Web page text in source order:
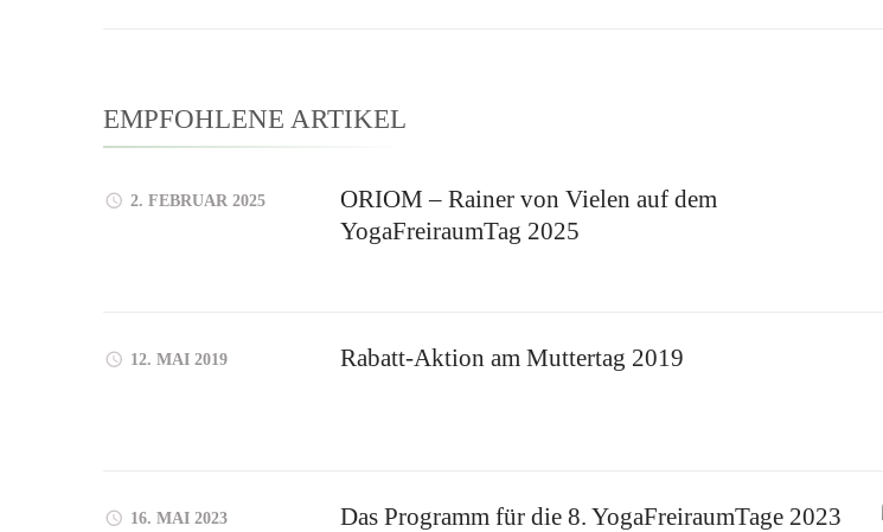
EMPFOHLENE ARTIKEL
2. FEBRUAR 2025
ORIOM – Rainer von Vielen auf dem
YogaFreiraumTag 2025
12. MAI 2019 Rabatt-Aktion am Muttertag 2019
16. MAI 2023 Das Programm für die 8. YogaFreiraumTage 2023